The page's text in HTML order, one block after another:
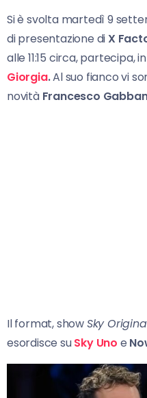
Si è svolta martedì 9
di presentazione di X
alle 11:15 circa, partecipa,
Giorgia.Al suo fianco vi
novità Francesco
Il format, showSky
esordisce suSky Uno e